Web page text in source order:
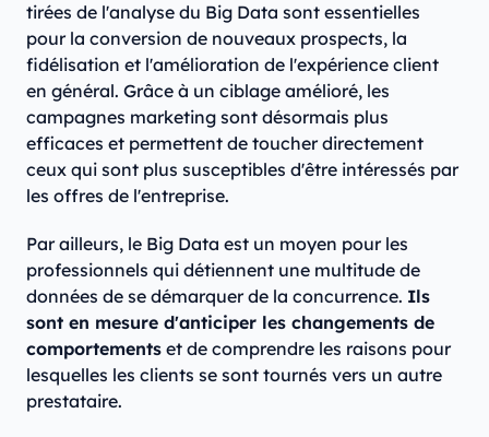
tirées de l'analyse du Big Data sont essentielles
pour la conversion de nouveaux prospects, la
fidélisation et l'amélioration de l'expérience client
en général. Grâce à un ciblage amélioré, les
campagnes marketing sont désormais plus
efficaces et permettent de toucher directement
ceux qui sont plus susceptibles d'être intéressés par
les offres de l'entreprise.
Par ailleurs, le Big Data est un moyen pour les
professionnels qui détiennent une multitude de
données de se démarquer de la concurrence. Ils
sont en mesure d'anticiper les changements de
comportements et de comprendre les raisons pour
lesquelles les clients se sont tournés vers un autre
prestataire.